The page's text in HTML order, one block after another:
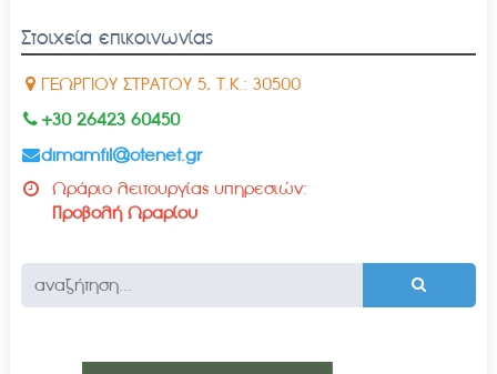
Στοιχεία επικοινωνίας
ΓΕΩΡΓΙΟΥ ΣΤΡΑΤΟΥ 5, Τ.Κ.: 30500
+30 26423 60450
dimamfil@otenet.gr
Ωράριο λειτουργίας υπηρεσιών:
Προβολή Ωραρίου